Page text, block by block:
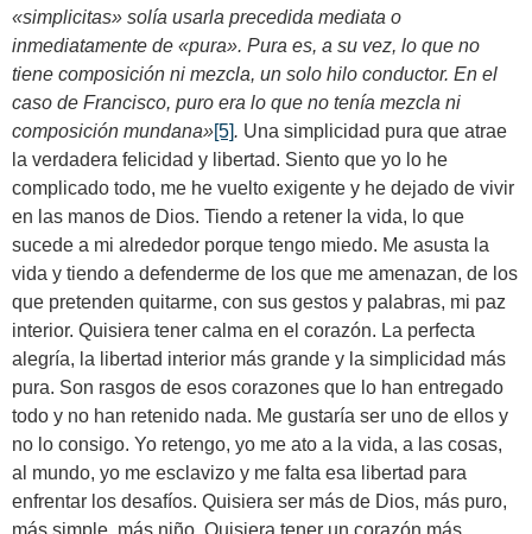
«simplicitas» solía usarla precedida mediata o
inmediatamente de «pura». Pura es, a su vez, lo que no
tiene composición ni mezcla, un solo hilo conductor. En el
caso de Francisco, puro era lo que no tenía mezcla ni
composición mundana»[5]. Una simplicidad pura que atrae
la verdadera felicidad y libertad. Siento que yo lo he
complicado todo, me he vuelto exigente y he dejado de vivir
en las manos de Dios. Tiendo a retener la vida, lo que
sucede a mi alrededor porque tengo miedo. Me asusta la
vida y tiendo a defenderme de los que me amenazan, de los
que pretenden quitarme, con sus gestos y palabras, mi paz
interior. Quisiera tener calma en el corazón. La perfecta
alegría, la libertad interior más grande y la simplicidad más
pura. Son rasgos de esos corazones que lo han entregado
todo y no han retenido nada. Me gustaría ser uno de ellos y
no lo consigo. Yo retengo, yo me ato a la vida, a las cosas,
al mundo, yo me esclavizo y me falta esa libertad para
enfrentar los desafíos. Quisiera ser más de Dios, más puro,
más simple, más niño. Quisiera tener un corazón más